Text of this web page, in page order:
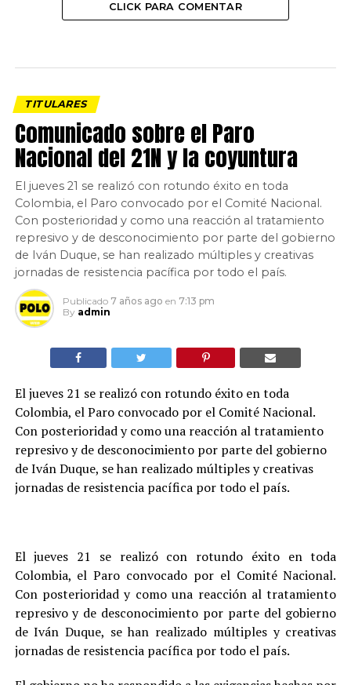
CLICK PARA COMENTAR
TITULARES
Comunicado sobre el Paro
Nacional del 21N y la coyuntura
El jueves 21 se realizó con rotundo éxito en toda
Colombia, el Paro convocado por el Comité Nacional.
Con posterioridad y como una reacción al tratamiento
represivo y de desconocimiento por parte del gobierno
de Iván Duque, se han realizado múltiples y creativas
jornadas de resistencia pacífica por todo el país.
Publicado 7 años ago en 7:13 pm
By admin
El jueves 21 se realizó con rotundo éxito en toda
Colombia, el Paro convocado por el Comité Nacional.
Con posterioridad y como una reacción al tratamiento
represivo y de desconocimiento por parte del gobierno
de Iván Duque, se han realizado múltiples y creativas
jornadas de resistencia pacífica por todo el país.
El jueves 21 se realizó con rotundo éxito en toda
Colombia, el Paro convocado por el Comité Nacional.
Con posterioridad y como una reacción al tratamiento
represivo y de desconocimiento por parte del gobierno
de Iván Duque, se han realizado múltiples y creativas
jornadas de resistencia pacífica por todo el país.